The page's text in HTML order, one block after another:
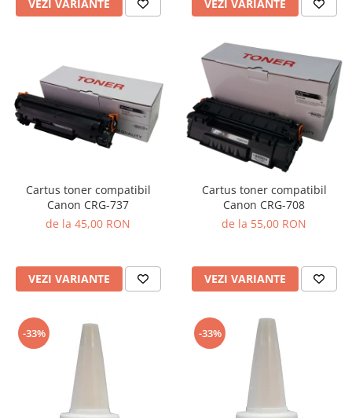
VEZI VARIANTE VEZI VARIANTE
Cartus toner compatibil
Canon CRG-737
de la 45,00 RON
VEZI VARIANTE
Cartus toner compatibil
Canon CRG-708
de la 55,00 RON
VEZI VARIANTE
-33% -33%